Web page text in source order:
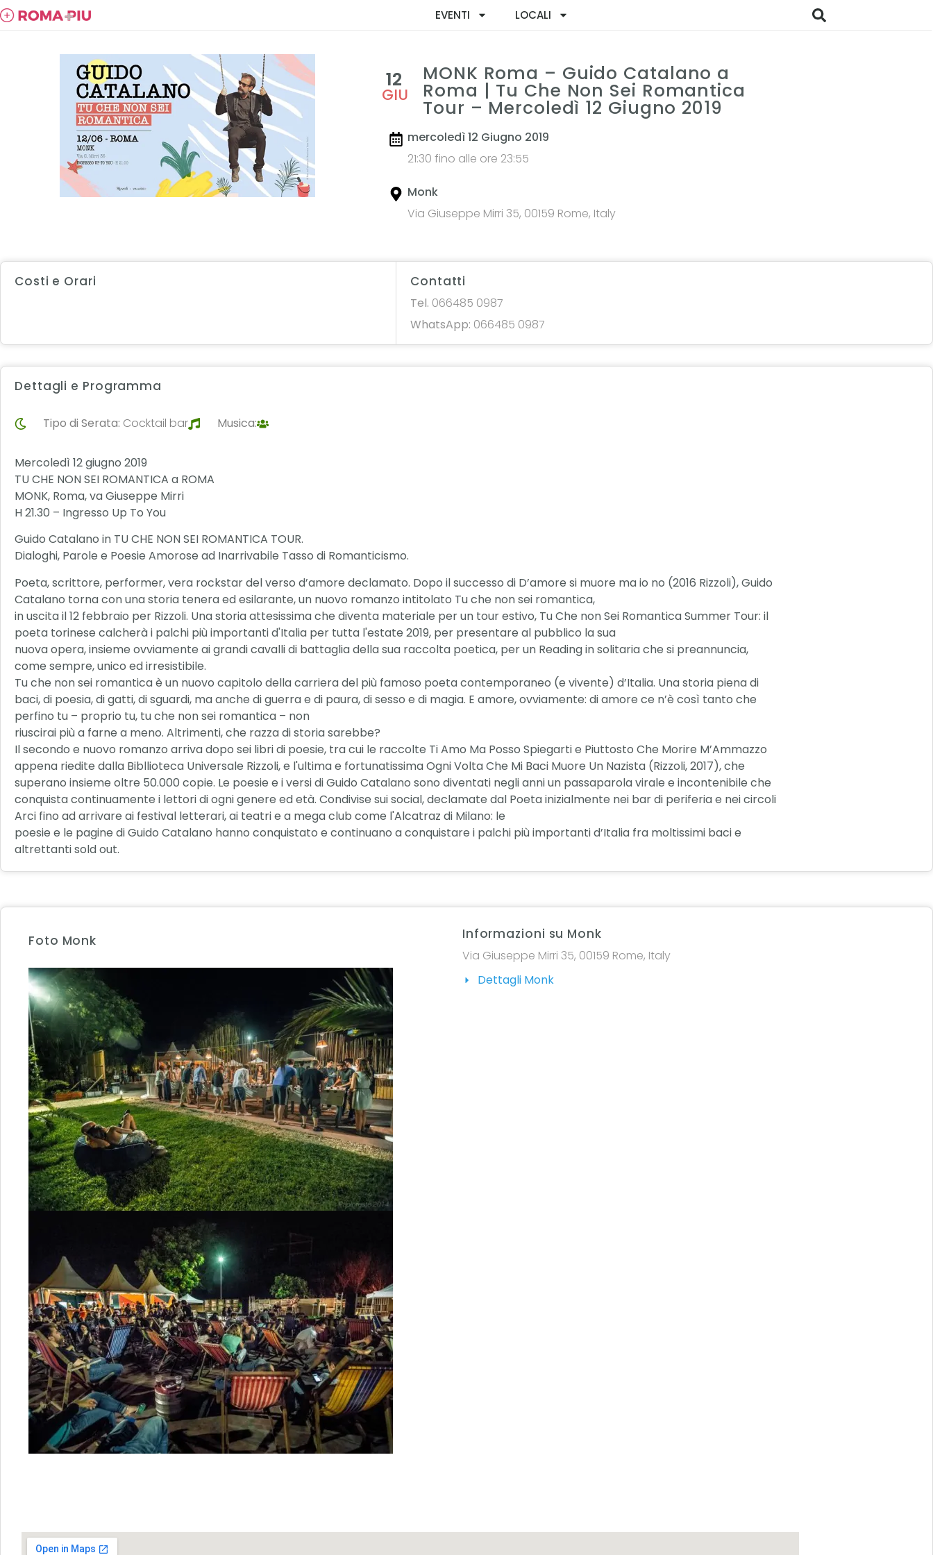
EVENTI LOCALI
12
GIU
MONK Roma – Guido Catalano a
Roma | Tu Che Non Sei Romantica
Tour – Mercoledì 12 Giugno 2019
mercoledì 12 Giugno 2019
21:30 fino alle ore 23:55
Monk
Via Giuseppe Mirri 35, 00159 Rome, Italy
Costi e Orari Contatti
Tel. 066485 0987
WhatsApp: 066485 0987
Dettagli e Programma
Tipo di Serata: Cocktail bar Musica:
Mercoledì 12 giugno 2019
TU CHE NON SEI ROMANTICA a ROMA
MONK, Roma, va Giuseppe Mirri
H 21.30 – Ingresso Up To You
Guido Catalano in TU CHE NON SEI ROMANTICA TOUR.
Dialoghi, Parole e Poesie Amorose ad Inarrivabile Tasso di Romanticismo.
Poeta, scrittore, performer, vera rockstar del verso d’amore declamato. Dopo il successo di D’amore si muore ma io no (2016 Rizzoli), Guido
Catalano torna con una storia tenera ed esilarante, un nuovo romanzo intitolato Tu che non sei romantica,
in uscita il 12 febbraio per Rizzoli. Una storia attesissima che diventa materiale per un tour estivo, Tu Che non Sei Romantica Summer Tour: il
poeta torinese calcherà i palchi più importanti d'Italia per tutta l'estate 2019, per presentare al pubblico la sua
nuova opera, insieme ovviamente ai grandi cavalli di battaglia della sua raccolta poetica, per un Reading in solitaria che si preannuncia,
come sempre, unico ed irresistibile.
Tu che non sei romantica è un nuovo capitolo della carriera del più famoso poeta contemporaneo (e vivente) d’Italia. Una storia piena di
baci, di poesia, di gatti, di sguardi, ma anche di guerra e di paura, di sesso e di magia. E amore, ovviamente: di amore ce n’è così tanto che
perfino tu – proprio tu, tu che non sei romantica – non
riuscirai più a farne a meno. Altrimenti, che razza di storia sarebbe?
Il secondo e nuovo romanzo arriva dopo sei libri di poesie, tra cui le raccolte Ti Amo Ma Posso Spiegarti e Piuttosto Che Morire M’Ammazzo
appena riedite dalla Bibllioteca Universale Rizzoli, e l'ultima e fortunatissima Ogni Volta Che Mi Baci Muore Un Nazista (Rizzoli, 2017), che
superano insieme oltre 50.000 copie. Le poesie e i versi di Guido Catalano sono diventati negli anni un passaparola virale e incontenibile che
conquista continuamente i lettori di ogni genere ed età. Condivise sui social, declamate dal Poeta inizialmente nei bar di periferia e nei circoli
Arci fino ad arrivare ai festival letterari, ai teatri e a mega club come l'Alcatraz di Milano: le
poesie e le pagine di Guido Catalano hanno conquistato e continuano a conquistare i palchi più importanti d’Italia fra moltissimi baci e
altrettanti sold out.
Foto Monk Informazioni su Monk
Via Giuseppe Mirri 35, 00159 Rome, Italy
Dettagli Monk